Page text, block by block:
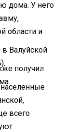
дома. У него
области и
Валуйской
получил
всего